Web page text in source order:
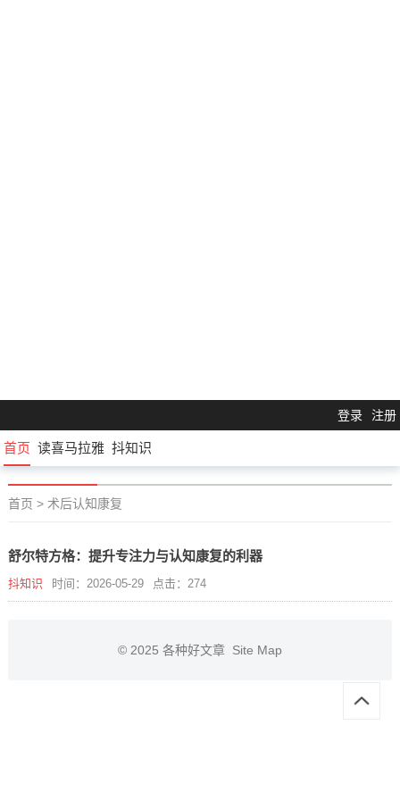
登录 注册
首页 读喜马拉雅 抖知识
首页 > 术后认知康复
舒尔特方格：提升专注力与认知康复的利器
抖知识 时间：2026-05-29 点击：274
© 2025 各种好文章 Site Map